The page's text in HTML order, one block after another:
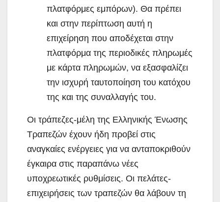
πλατφόρμες εμπόρων). Θα πρέπει
και στην περίπτωση αυτή η
επιχείρηση που αποδέχεται στην
πλατφόρμα της περιοδικές πληρωμές
με κάρτα πληρωμών, να εξασφαλίζει
την ισχυρή ταυτοποίηση του κατόχου
της και της συναλλαγής του.
Οι τράπεζες-μέλη της Ελληνικής Ένωσης
Τραπεζών έχουν ήδη προβεί στις
αναγκαίες ενέργειες για να ανταποκριθούν
έγκαιρα στις παραπάνω νέες
υποχρεωτικές ρυθμίσεις. Οι πελάτες-
επιχειρήσεις των τραπεζών θα λάβουν τη